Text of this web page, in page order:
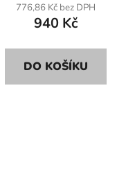
776,86 Kč bez DPH
940 Kč
DO KOŠÍKU